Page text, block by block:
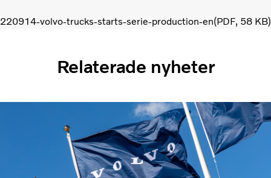
220914-volvo-trucks-starts-serie-production-en PDF 58 KB
Relaterade nyheter